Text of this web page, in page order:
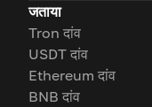
जताया
Tron दांव
USDT दांव
Ethereum दांव
BNB दांव